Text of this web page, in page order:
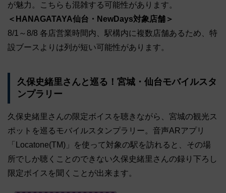
が魅力。こちらも混雑する可能性があります。
＜HANAGATAYA仙台・NewDays対象店舗＞
8/1～8/8 各店営業時間内、駅構内に複数店舗あるため、特
設ブースよりは列が短い可能性があります。
久保史緒里さんと巡る！宮城・仙台モバイルスタ
ンプラリー
久保史緒里さんの限定ボイスを聴きながら、宮城の観光ス
ポットを巡るモバイルスタンプラリー。音声ARアプリ
「Locatone(TM)」を使って対象の駅を訪れると、その場
所でしか聴くことのできない久保史緒里さんの録り下ろし
限定ボイスを聞くことが出来ます。